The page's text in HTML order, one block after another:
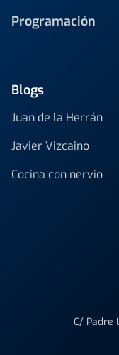
Programación
Blogs
Juan de la Herrán
Javier Vizcaino
Cocina con nervio
C/ Padre